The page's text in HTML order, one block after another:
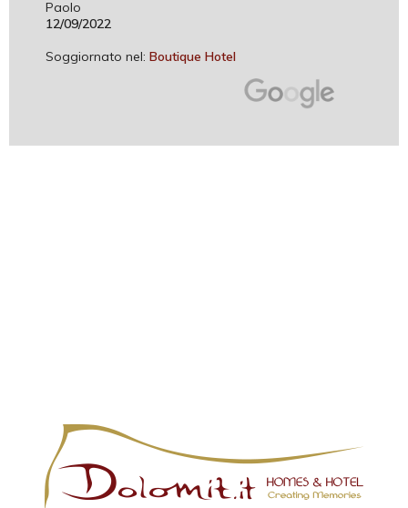
Paolo
12/09/2022
Soggiornato nel: Boutique Hotel